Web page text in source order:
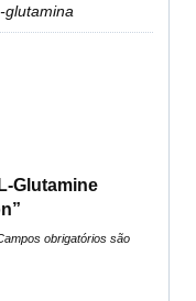
glutamina
Glutamine
obrigatórios são